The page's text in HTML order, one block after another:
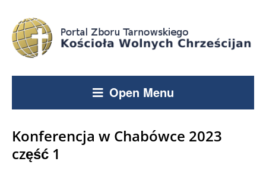
Open Menu
Konferencja w Chabówce 2023
część 1